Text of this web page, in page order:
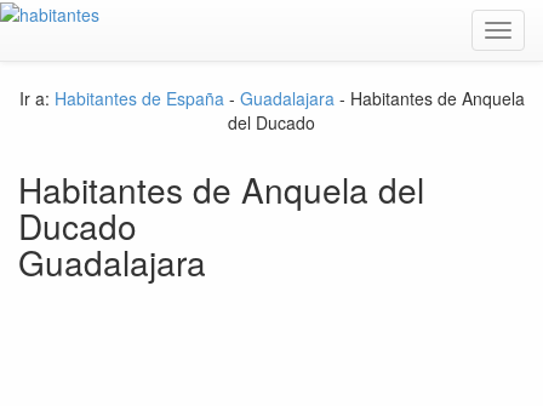
Ir a: Habitantes de España - Guadalajara- Habitantes de Anquela
del Ducado
Habitantes de Anquela del
Ducado
Guadalajara